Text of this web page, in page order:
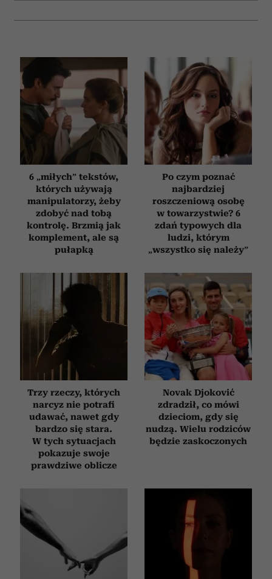
6 „miłych” tekstów,
których używają
manipulatorzy, żeby
zdobyć nad tobą
kontrolę. Brzmią jak
komplement, ale są
pułapką
Po czym poznać
najbardziej
roszczeniową osobę
w towarzystwie? 6
zdań typowych dla
ludzi, którym
„wszystko się należy”
Trzy rzeczy, których
narcyz nie potrafi
udawać, nawet gdy
bardzo się stara.
W tych sytuacjach
pokazuje swoje
prawdziwe oblicze
Novak Djoković
zdradził, co mówi
dzieciom, gdy się
nudzą. Wielu rodziców
będzie zaskoczonych